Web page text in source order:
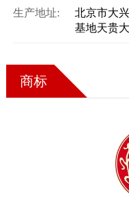
生产地址:
北京市大
基地天贵
商标